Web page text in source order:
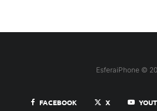
EsferaiPhone ©
FACEBOOK X